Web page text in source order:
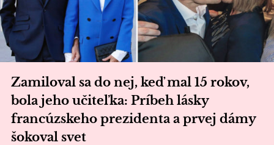
Zamiloval sa do nej, keď mal 15 rokov,
bola jeho učiteľka: Príbeh lásky
francúzskeho prezidenta a prvej dámy
šokoval svet